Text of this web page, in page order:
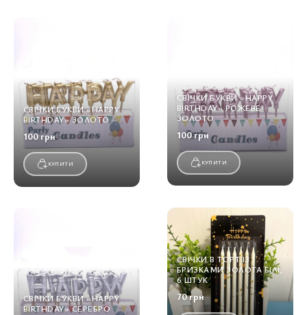
СВІЧКИ БУКВИ «HAPPY
BIRTHDAY» ЗОЛОТО
100 грн
КУПИТИ
СВІЧКИ БУКВИ «HAPPY
BIRTHDAY» РОЖЕВЕ
ЗОЛОТО
100 грн
КУПИТИ
СВІЧКИ БУКВИ «HAPPY
BIRTHDAY» СЕРЕБРО
СВІЧКИ В ТОРТ ІЗ
БРИЗКАМИ ЗОЛОТА БІЛІ,
6 ШТУК
70 грн